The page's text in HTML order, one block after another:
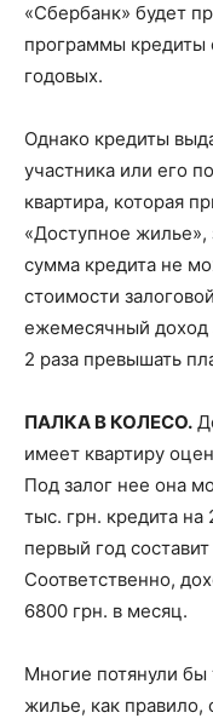
«Сбербанк» будет
программы кредиты
годовых.
Однако кредиты
участника или его
квартира, которая
«Доступное
сумма кредита не
стоимости
ежемесячный
2 раза превышать
ПАЛКА В КОЛЕСО.
имеет квартиру
Под залог нее она
тыс. грн. кредита
первый год
Соответственно,
6800 грн. в месяц.
Многие потянули
жилье, как правило,